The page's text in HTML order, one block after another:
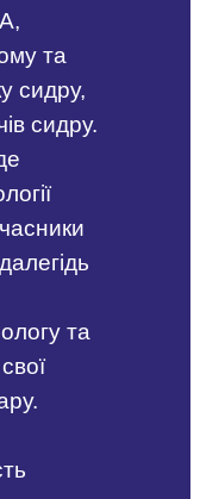
та
сидру,
сидру.
та